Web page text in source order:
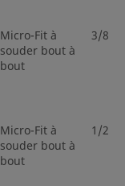
Micro-Fit à
souder bout à
bout
3/8 po
Micro-Fit à
souder bout à
bout
1/2 po